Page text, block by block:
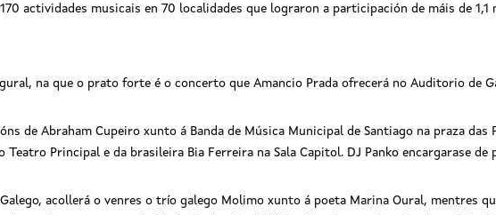
actividades musicais en 70 localidades que lograron a participación de máis de 1,1
na que o prato forte é o concerto que Amancio Prada ofrecerá no Auditorio de
de Abraham Cupeiro xunto á Banda de Música Municipal de Santiago na praza
Teatro Principal e da brasileira Bia Ferreira na Sala Capitol. DJ Panko encargarase de
acollerá o venres o trío galego Molimo xunto á poeta Marina Oural, mentres